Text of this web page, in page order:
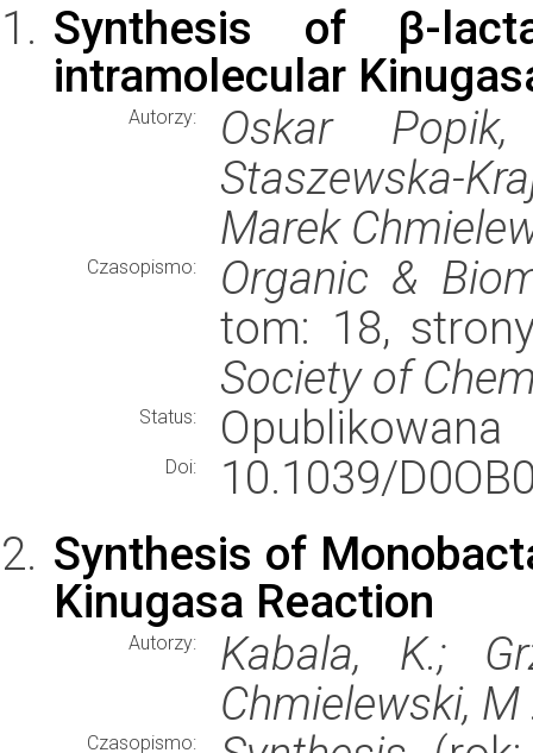
Synthesis of β-
intramolecular
Autorzy:
Oskar
Staszewska-
Marek
Czasopismo:
Organic &
tom: 18,
Society of
Status: Opublikowana
Doi:
10.1039/
Synthesis of
Kinugasa Reaction
Autorzy:
Kabala, K.;
Chmielewski, M
Czasopismo: